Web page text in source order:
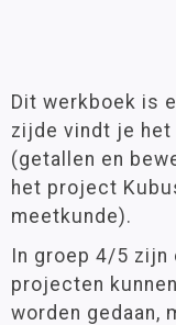
Dit werkboek is
zijde vindt je
(getallen en
het project
meetkunde).
In groep 4/5
projecten
worden gedaan,